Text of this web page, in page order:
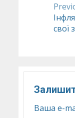
свої
Ваша e-